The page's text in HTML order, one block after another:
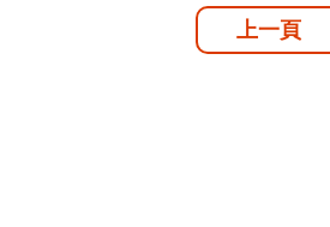
上一頁